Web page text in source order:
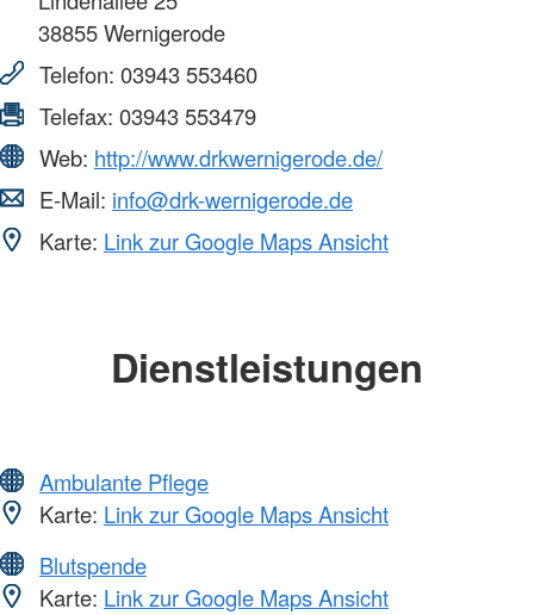
38855Wernigerode
Telefon: 03943 553460
Telefax: 03943 553479
Web: http://www.drkwernigerode.de/
E-Mail: info@drk-wernigerode.de
Karte: Link zur Google Maps Ansicht
Dienstleistungen
Ambulante Pflege
Karte: Link zur Google Maps Ansicht
Blutspende
Karte: Link zur Google Maps Ansicht